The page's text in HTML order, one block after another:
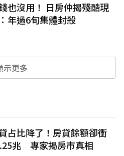
也沒用！ 日房仲揭殘酷現
年過6旬集體封殺
示更多
占比降了！房貸餘額卻衝
兆 專家揭房市真相